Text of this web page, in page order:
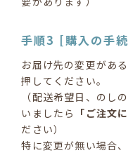
手順3 [購入の手
お届け先の変更がある
押してください。
（配送希望日、のし
いましたら 「ご注文
ださい）
特に変更が無い場合、